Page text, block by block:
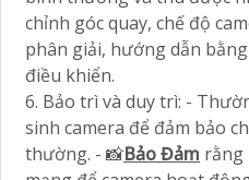
chỉnh góc quay, chế độ
phân giải, hướng dẫn
điều khiển.
6. Bảo trì và duy trì: -
sinh camera để đảm bảo
thường. - 📸Bảo Đảm rằng